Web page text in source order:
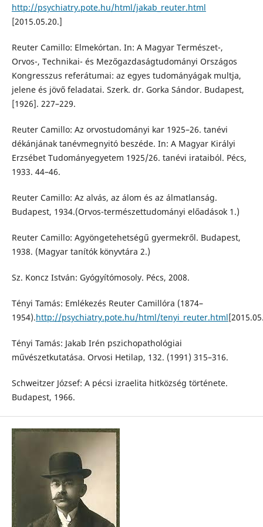
http://psychiatry.pote.hu/html/jakab_reuter.html
[2015.05.20.]
Reuter Camillo: Elmekórtan. In: A Magyar Természet-,
Orvos-, Technikai- és Mezőgazdaságtudományi Országos
Kongresszus referátumai: az egyes tudományágak multja,
jelene és jövő feladatai. Szerk. dr. Gorka Sándor. Budapest,
[1926]. 227–229.
Reuter Camillo: Az orvostudományi kar 1925–26. tanévi
dékánjának tanévmegnyitó beszéde. In: A Magyar Királyi
Erzsébet Tudományegyetem 1925/26. tanévi irataiból. Pécs,
1933. 44–46.
Reuter Camillo: Az alvás, az álom és az álmatlanság.
Budapest, 1934.(Orvos-természettudományi előadások 1.)
Reuter Camillo: Agyöngetehetségű gyermekről. Budapest,
1938. (Magyar tanítók könyvtára 2.)
Sz. Koncz István: Gyógyítómosoly. Pécs, 2008.
Tényi Tamás: Emlékezés Reuter Camillóra (1874–
1954).http://psychiatry.pote.hu/html/tenyi_reuter.html
Tényi Tamás: Jakab Irén pszichopathológiai
művészetkutatása. Orvosi Hetilap, 132. (1991) 315–316.
Schweitzer József: A pécsi izraelita hitközség története.
Budapest, 1966.